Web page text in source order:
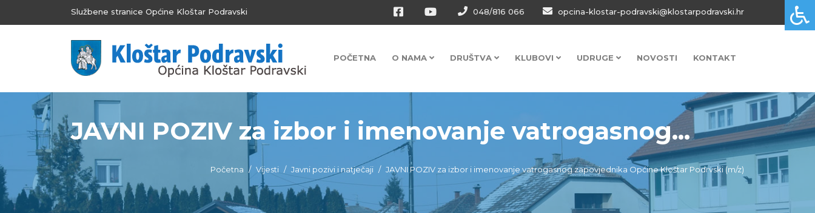
Službene stranice Općine Kloštar Podravski 048/816 066 opcina-klostar-podravski@klostarpodravski.hr
POČETNA O NAMA DRUŠTVA KLUBOVI UDRUGE NOVOSTI KONTAKT
JAVNI POZIV za izbor i imenovanje vatrogasnog...
Početna Vijesti Javni pozivi i natječaji JAVNI POZIV za izbor i imenovanje vatrogasnog zapovjednika Općine Kloštar Podrvski (m/z)